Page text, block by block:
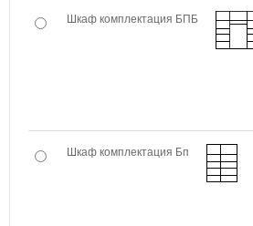
Шкаф комплектация БПБ
Шкаф комплектация Бп